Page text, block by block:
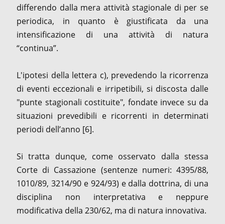
differendo dalla mera attività stagionale di per se
periodica, in quanto è giustificata da una
intensificazione di una attività di natura
“continua”.
L'ipotesi della lettera c), prevedendo la ricorrenza
di eventi eccezionali e irripetibili, si discosta dalle
"punte stagionali costituite", fondate invece su da
situazioni prevedibili e ricorrenti in determinati
periodi dell’anno [6].
Si tratta dunque, come osservato dalla stessa
Corte di Cassazione (sentenze numeri: 4395/88,
1010/89, 3214/90 e 924/93) e dalla dottrina, di una
disciplina non interpretativa e neppure
modificativa della 230/62, ma di natura innovativa.